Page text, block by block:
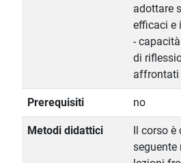
adottare
efficaci e
-
di
affrontati
Prerequisiti no
Metodi didattici
Il corso
seguente